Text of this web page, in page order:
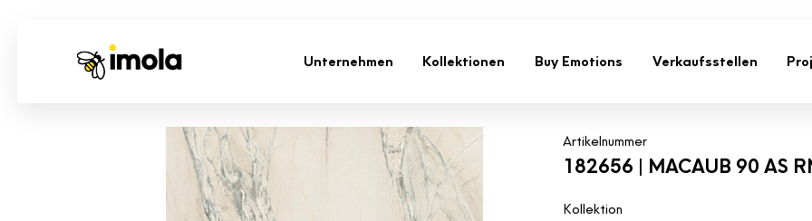
Unternehmen Kollektionen Buy Emotions Verkaufsstellen
Artikelnummer
182656 | MACAUB 90 AS
Kollektion